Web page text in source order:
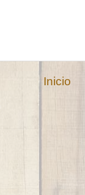
Inicio